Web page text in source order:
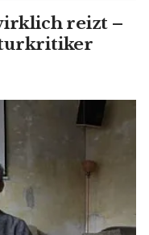
reizt –